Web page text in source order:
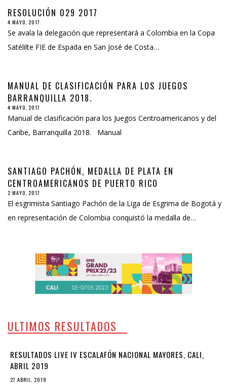
RESOLUCIÓN 029 2017
4 MAYO, 2017
Se avala la delegación que representará a Colombia en la Copa
Satélilte FIE de Espada en San José de Costa…
MANUAL DE CLASIFICACIÓN PARA LOS JUEGOS
BARRANQUILLA 2018.
4 MAYO, 2017
Manual de clasificación para los Juegos Centroamericanos y del
Caribe, Barranquilla 2018. Manual
SANTIAGO PACHÓN, MEDALLA DE PLATA EN
CENTROAMERICANOS DE PUERTO RICO
2 MAYO, 2017
El esgrimista Santiago Pachón de la Liga de Esgrima de Bogotá y
en representación de Colombia conquistó la medalla de…
ULTIMOS RESULTADOS
RESULTADOS LIVE IV ESCALAFÓN NACIONAL MAYORES, CALI,
ABRIL 2019
27 ABRIL, 2019